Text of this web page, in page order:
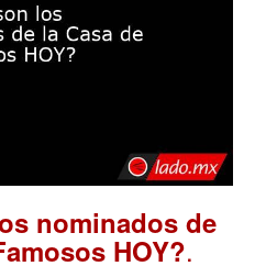
nominados de
HOY?.